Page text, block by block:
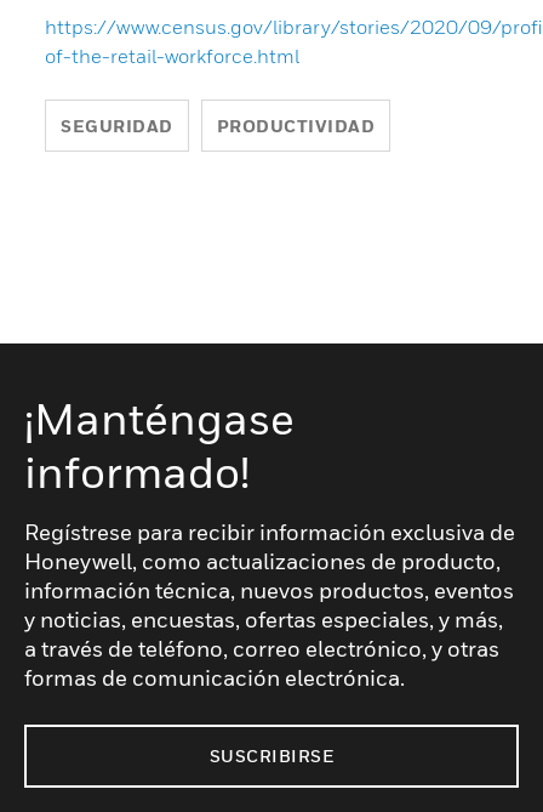
https://www.census.gov/library/stories/2020/09/
of-the-retail-workforce.html
SEGURIDAD PRODUCTIVIDAD
¡Manténgase
informado!
Regístrese para recibir información exclusiva de
Honeywell, como actualizaciones de producto,
información técnica, nuevos productos, eventos
y noticias, encuestas, ofertas especiales, y más,
a través de teléfono, correo electrónico, y otras
formas de comunicación electrónica.
SUSCRIBIRSE